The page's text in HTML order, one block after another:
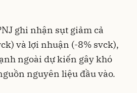
ghi nhận sụt giảm cả
và lợi nhuận (-8% svck),
ngoài dự kiến gây khó
nguyên liệu đầu vào.